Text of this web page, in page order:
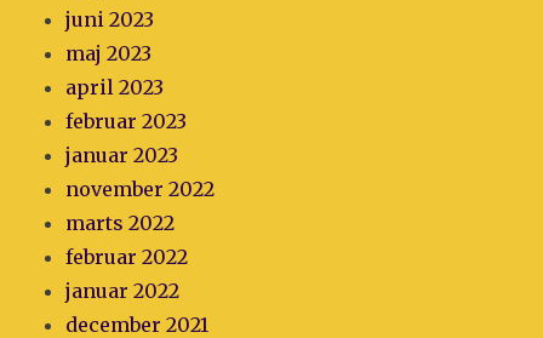
juni 2023
maj 2023
april 2023
februar 2023
januar 2023
november 2022
marts 2022
februar 2022
januar 2022
december 2021